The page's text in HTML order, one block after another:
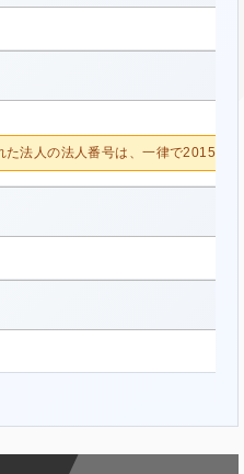
法人の法人番号は、一律で2015/10/